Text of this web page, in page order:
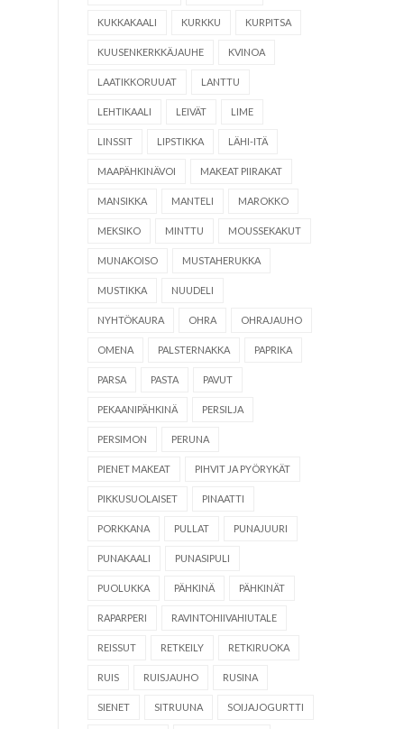
KUKKAKAALI KURKKU KURPITSA
KUUSENKERKKÄJAUHE KVINOA
LAATIKKORUUAT LANTTU
LEHTIKAALI LEIVÄT LIME
LINSSIT LIPSTIKKA LÄHI-ITÄ
MAAPÄHKINÄVOI MAKEAT PIIRAKAT
MANSIKKA MANTELI MAROKKO
MEKSIKO MINTTU MOUSSEKAKUT
MUNAKOISO MUSTAHERUKKA
MUSTIKKA NUUDELI
NYHTÖKAURA OHRA OHRAJAUHO
OMENA PALSTERNAKKA PAPRIKA
PARSA PASTA PAVUT
PEKAANIPÄHKINÄ PERSILJA
PERSIMON PERUNA
PIENET MAKEAT PIHVIT JA PYÖRYKÄT
PIKKUSUOLAISET PINAATTI
PORKKANA PULLAT PUNAJUURI
PUNAKAALI PUNASIPULI
PUOLUKKA PÄHKINÄ PÄHKINÄT
RAPARPERI RAVINTOHIIVAHIUTALE
REISSUT RETKEILY RETKIRUOKA
RUIS RUISJAUHO RUSINA
SIENET SITRUUNA SOIJAJOGURTTI